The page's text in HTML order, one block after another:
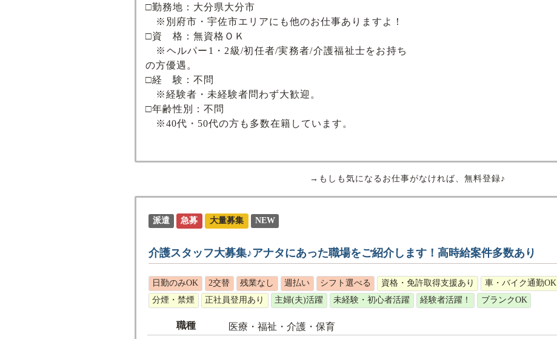
□勤務地：大分県大分市
※別府市・宇佐市エリアにも他のお仕事ありますよ！
□資 格：無資格ＯＫ
※ヘルパー1・2級/初任者/実務者/介護福祉士をお持ち
の方優遇。
□経 験：不問
※経験者・未経験者問わず大歓迎。
□年齢性別：不問
※40代・50代の方も多数在籍しています。
→もしも気になるお仕事がなければ、無料登録♪
派遣 急募 大量募集 NEW
介護スタッフ大募集♪アナタにあった職場をご紹介します！高時給案件多数あり
日勤のみOK 2交替 残業なし 週払い シフト選べる 資格・免許取得支援あり 車・バイク通勤OK
分煙・禁煙
正社員登用あり 主婦(夫)活躍 未経験・初心者活躍 経験者活躍！ ブランクOK
職種 医療・福祉・介護・保育